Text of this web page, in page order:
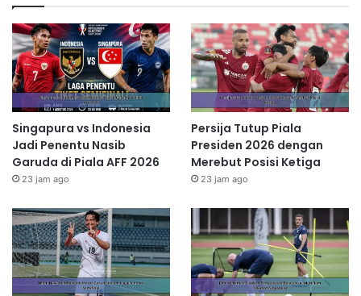
Singapura vs Indonesia
Jadi Penentu Nasib
Garuda di Piala AFF 2026
23 jam ago
Persija Tutup Piala
Presiden 2026 dengan
Merebut Posisi Ketiga
23 jam ago